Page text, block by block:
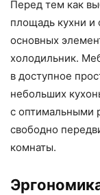
Перед тем как
площадь кухни и
основных
холодильник.
в доступное
небольших
с оптимальными
свободно
комнаты.